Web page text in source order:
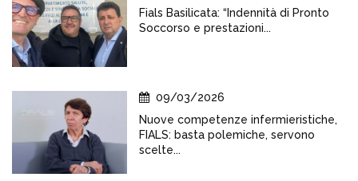
Fials Basilicata: “Indennità di Pronto
Soccorso e prestazioni...
09/03/2026
Nuove competenze infermieristiche,
FIALS: basta polemiche, servono
scelte...